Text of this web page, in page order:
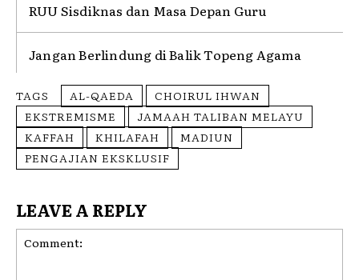
RUU Sisdiknas dan Masa Depan Guru
Jangan Berlindung di Balik Topeng Agama
TAGS AL-QAEDA
CHOIRUL IHWAN
EKSTREMISME
JAMAAH TALIBAN MELAYU
KAFFAH
KHILAFAH
MADIUN
PENGAJIAN EKSKLUSIF
LEAVE A REPLY